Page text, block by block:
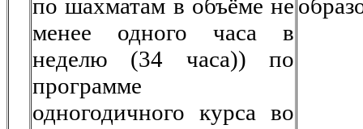
по шахматам в объёме не
менее одного часа в
неделю (34 часа)) по
программе
одногодичного курса во